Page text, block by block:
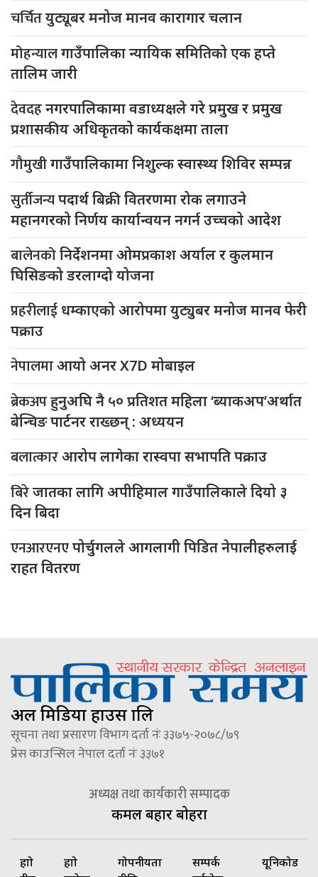
चर्चितयुट्यूबर मनोज मानव कारागार चलान
मोहन्यालगाउँपालिका न्यायिक समितिको एक हप्ते
तालिम जारी
देवदहनगरपालिकामा वडाध्यक्षले गरे प्रमुख र प्रमुख
प्रशासकीय अधिकृतको कार्यकक्षमा ताला
गौमुखीगाउँपालिकामा निशुल्क स्वास्थ्य शिविर सम्पन्न
सुर्तीजन्यपदार्थ बिक्री वितरणमा रोक लगाउने
महानगरको निर्णय कार्यान्वयन नगर्न उच्चको आदेश
बालेनकोनिर्देशनमा ओमप्रकाश अर्याल र कुलमान
घिसिङको डरलाग्दो योजना
प्रहरीलाई धम्काएको आरोपमा युट्युबर मनोज मानव फेरी
पक्राउ
नेपालमाआयो अनर X7D मोबाइल
ब्रेकअपहुनुअघि नै ५० प्रतिशत महिला ‘ब्याकअप’अर्थात
बेन्चिङ पार्टनर राख्छन् : अध्ययन
बलात्कारआरोप लागेका रास्वपा सभापति पक्राउ
बिरेजातका लागि अपीहिमाल गाउँपालिकाले दियो ३
दिन बिदा
एनआरएनएपोर्चुगलले आगलागी पिडित नेपालीहरुलाई
राहत वितरण
अल मिडिया हाउस प्रालि
सूचना तथा प्रसारण विभाग दर्ता नंः ३३७५-२०७८/७९
प्रेस काउन्सिल नेपाल दर्ता नंः ३३७१
अध्यक्ष तथा कार्यकारी सम्पादक
कमल बहादुर बोहरा
हाम्रो
हाम्रो
गोपनीयता
सम्पर्क
यूनिकोड